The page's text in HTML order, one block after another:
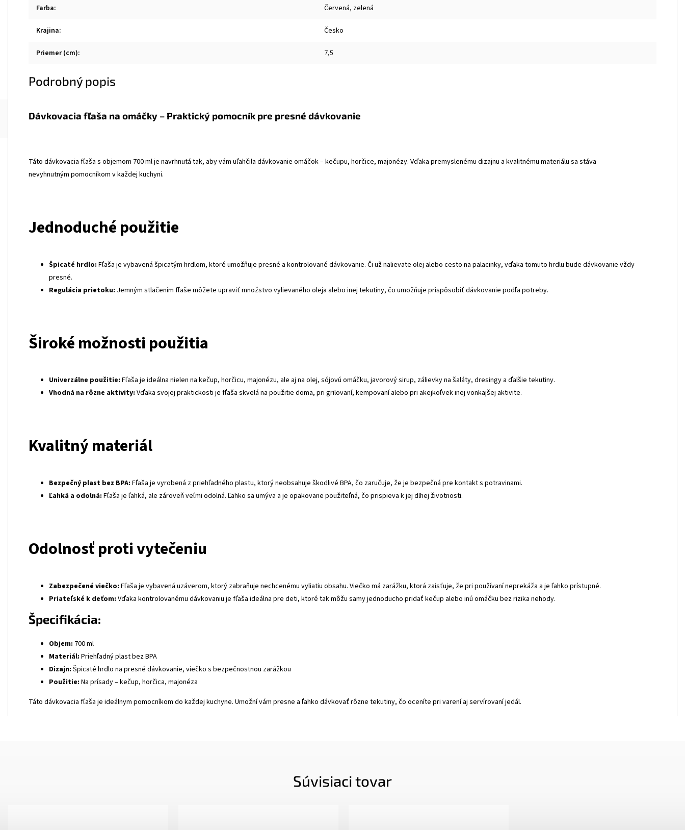
Farba: Červená, zelená
Krajina: Česko
Priemer (cm): 7,5
Podrobný popis
Dávkovacia fľaša na omáčky – Praktický pomocník pre presné dávkovanie
Táto dávkovacia fľaša s objemom 700 ml je navrhnutá tak, aby vám uľahčila dávkovanie omáčok – kečupu, horčice, majonézy. Vďaka premyslenému dizajnu a kvalitnému materiálu sa stáva
nevyhnutným pomocníkom v každej kuchyni.
Jednoduché použitie
Špicaté hrdlo: Fľaša je vybavená špicatým hrdlom, ktoré umožňuje presné a kontrolované dávkovanie. Či už nalievate olej alebo cesto na palacinky, vďaka tomuto hrdlu bude dávkovanie vždy
presné.
Regulácia prietoku: Jemným stlačením fľaše môžete upraviť množstvo vylievaného oleja alebo inej tekutiny, čo umožňuje prispôsobiť dávkovanie podľa potreby.
Široké možnosti použitia
Univerzálne použitie: Fľaša je ideálna nielen na kečup, horčicu, majonézu, ale aj na olej, sójovú omáčku, javorový sirup, zálievky na šaláty, dresingy a ďalšie tekutiny.
Vhodná na rôzne aktivity: Vďaka svojej praktickosti je fľaša skvelá na použitie doma, pri grilovaní, kempovaní alebo pri akejkoľvek inej vonkajšej aktivite.
Kvalitný materiál
Bezpečný plast bez BPA: Fľaša je vyrobená z priehľadného plastu, ktorý neobsahuje škodlivé BPA, čo zaručuje, že je bezpečná pre kontakt s potravinami.
Ľahká a odolná: Fľaša je ľahká, ale zároveň veľmi odolná. Ľahko sa umýva a je opakovane použiteľná, čo prispieva k jej dlhej životnosti.
Odolnosť proti vytečeniu
Zabezpečené viečko: Fľaša je vybavená uzáverom, ktorý zabraňuje nechcenému vyliatiu obsahu. Viečko má zarážku, ktorá zaisťuje, že pri používaní neprekáža a je ľahko prístupné.
Priateľské k deťom: Vďaka kontrolovanému dávkovaniu je fľaša ideálna pre deti, ktoré tak môžu samy jednoducho pridať kečup alebo inú omáčku bez rizika nehody.
Špecifikácia:
Objem: 700 ml
Materiál: Priehľadný plast bez BPA
Dizajn: Špicaté hrdlo na presné dávkovanie, viečko s bezpečnostnou zarážkou
Použitie: Na prísady – kečup, horčica, majonéza
Táto dávkovacia fľaša je ideálnym pomocníkom do každej kuchyne. Umožní vám presne a ľahko dávkovať rôzne tekutiny, čo oceníte pri varení aj servírovaní jedál.
Súvisiaci tovar